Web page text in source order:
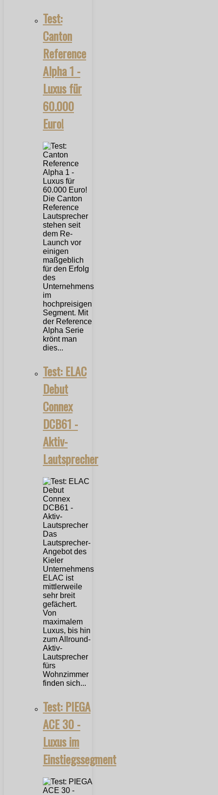
Test:
Canton
Reference
Alpha 1 -
Luxus für
60.000
Euro!
Die Canton
Reference
Lautsprecher
stehen seit
dem Re-
Launch vor
einigen
maßgeblich
für den Erfolg
des
Unternehmens
im
hochpreisigen
Segment. Mit
der Reference
Alpha Serie
krönt man
dies...
Test: ELAC
Debut
Connex
DCB61 -
Aktiv-
Lautsprecher
Das
Lautsprecher-
Angebot des
Kieler
Unternehmens
ELAC ist
mittlerweile
sehr breit
gefächert.
Von
maximalem
Luxus, bis hin
zum Allround-
Aktiv-
Lautsprecher
fürs
Wohnzimmer
finden sich...
Test: PIEGA
ACE 30 -
Luxus im
Einstiegssegment